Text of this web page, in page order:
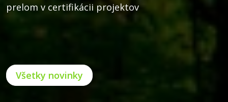
prelom v certifikácii projektov
Všetky novinky